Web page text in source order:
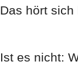
Das hört
Ist es nicht: